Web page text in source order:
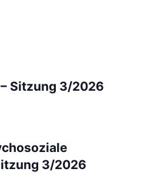
Sitzung 3/2026
3/2026